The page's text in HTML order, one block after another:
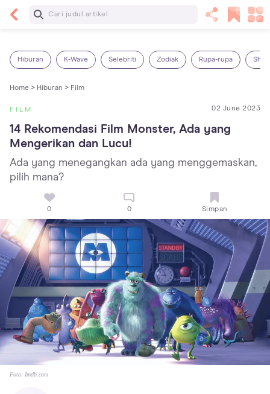
Baca Selanjutnya
Hiburan K-Wave Selebriti Zodiak Rupa-rupa
Home > Hiburan > Film
FILM 02 June 2023
14 Rekomendasi Film Monster, Ada yang
Mengerikan dan Lucu!
Ada yang menegangkan ada yang menggemaskan,
pilih mana?
0 0 Simpan
Foto: Imdb.com